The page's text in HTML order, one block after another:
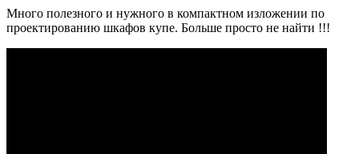
Много полезного и нужного в компактном изложении по
проектированию шкафов купе. Больше просто не найти !!!